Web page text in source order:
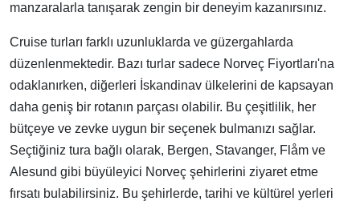
manzaralarla tanışarak zengin bir deneyim kazanırsınız.
Cruise turları farklı uzunluklarda ve güzergahlarda
düzenlenmektedir. Bazı turlar sadece Norveç Fiyortları'na
odaklanırken, diğerleri İskandinav ülkelerini de kapsayan
daha geniş bir rotanın parçası olabilir. Bu çeşitlilik, her
bütçeye ve zevke uygun bir seçenek bulmanızı sağlar.
Seçtiğiniz tura bağlı olarak, Bergen, Stavanger, Flåm ve
Alesund gibi büyüleyici Norveç şehirlerini ziyaret etme
fırsatı bulabilirsiniz. Bu şehirlerde, tarihi ve kültürel yerleri